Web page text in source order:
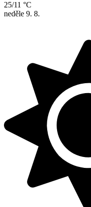
25/11 °C
neděle 9. 8.